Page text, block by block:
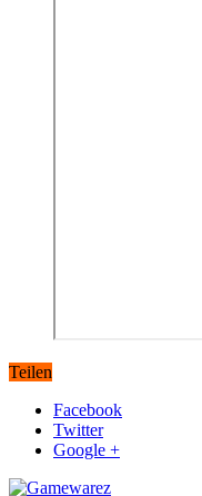
Teilen
Facebook
Twitter
Google +